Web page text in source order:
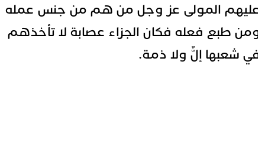
المولى عز وجل من هم من جنس عمله
طبع فعله فكان الجزاء عصابة لا تأخذهم
شعبها إلٌّ ولا ذمة.